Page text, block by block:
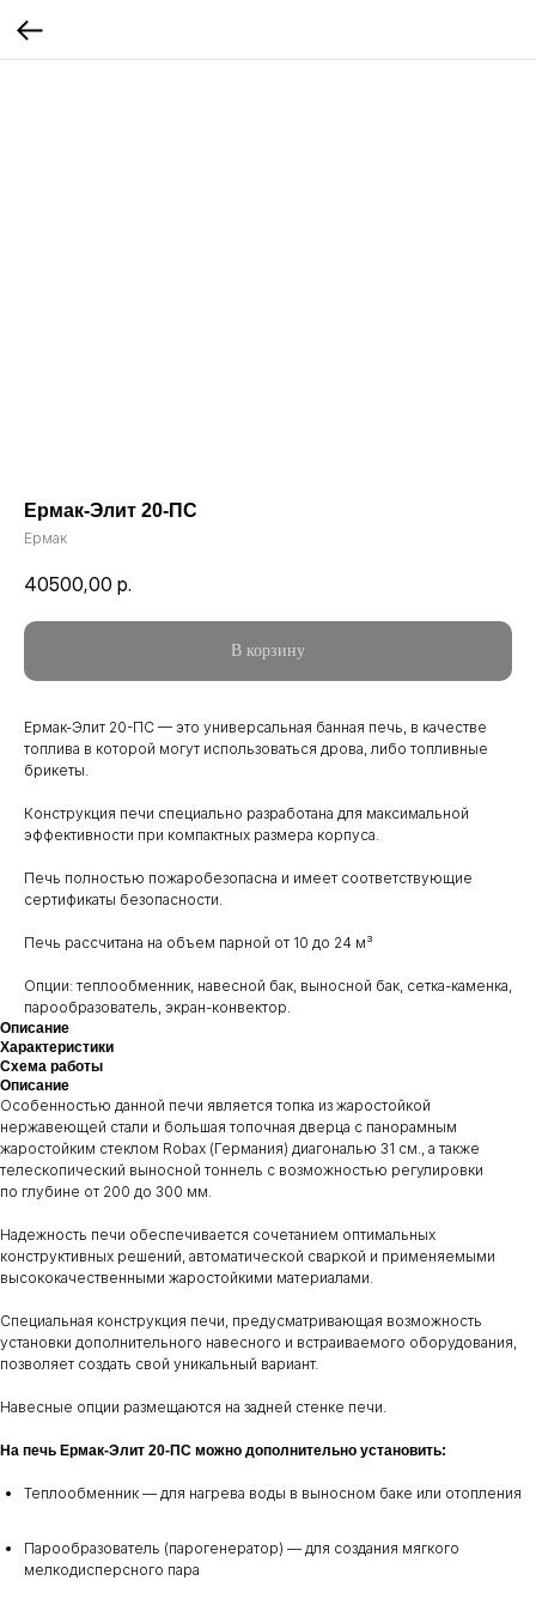
Ермак-Элит 20-ПС
Ермак
40500,00 р.
В корзину
Ермак-Элит 20-ПС — это универсальная банная печь, в качестве
топлива в которой могут использоваться дрова, либо топливные
брикеты.
Конструкция печи специально разработана для максимальной
эффективности при компактных размера корпуса.
Печь полностью пожаробезопасна и имеет соответствующие
сертификаты безопасности.
Печь рассчитана на объем парной от 10 до 24 м³
Опции: теплообменник, навесной бак, выносной бак, сетка-каменка,
парообразователь, экран-конвектор.
Описание
Характеристики
Схема работы
Описание
Особенностью данной печи является топка из жаростойкой
нержавеющей стали и большая топочная дверца с панорамным
жаростойким стеклом Robax (Германия) диагональю 31 см., а также
телескопический выносной тоннель с возможностью регулировки
по глубине от 200 до 300 мм.
Надежность печи обеспечивается сочетанием оптимальных
конструктивных решений, автоматической сваркой и применяемыми
высококачественными жаростойкими материалами.
Специальная конструкция печи, предусматривающая возможность
установки дополнительного навесного и встраиваемого оборудования,
позволяет создать свой уникальный вариант.
Навесные опции размещаются на задней стенке печи.
На печь Ермак-Элит 20-ПC можно дополнительно установить:
Теплообменник — для нагрева воды в выносном баке или отопления
Парообразователь (парогенератор) — для создания мягкого
мелкодисперсного пара